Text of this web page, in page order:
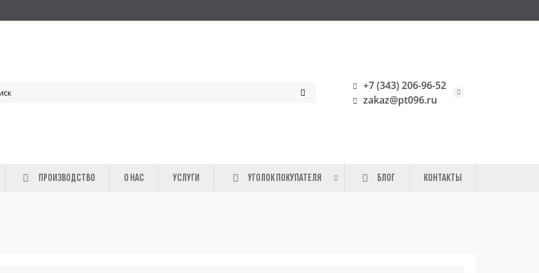
+7 (343) 206-96-52
zakaz@pt096.ru
ПРОИЗВОДСТВО О НАС УСЛУГИ УГОЛОК ПОКУПАТЕЛЯ БЛОГ КОНТАКТЫ